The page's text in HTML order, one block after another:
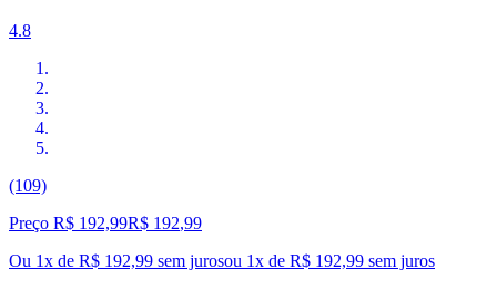
4.8
(109)
Preço R$ 192,99R$ 192,99
Ou 1x de R$ 192,99 sem jurosou 1x de R$ 192,99 sem juros